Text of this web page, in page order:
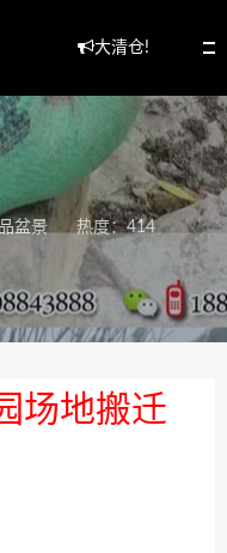
大清仓!
盆景
热度：414
场地搬迁